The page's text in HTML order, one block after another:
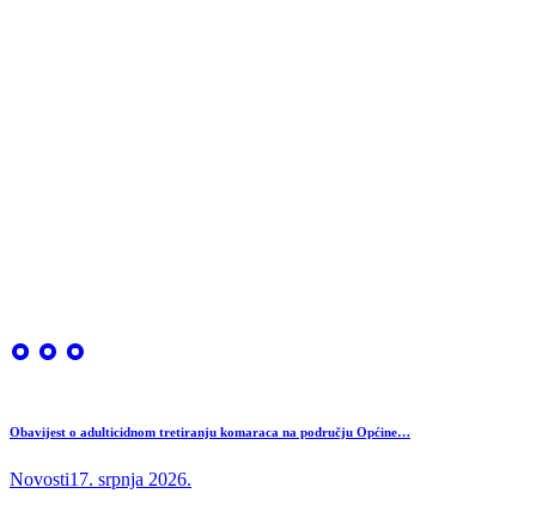
Obavijest o adulticidnom tretiranju komaraca na području Općine…
Novosti17. srpnja 2026.